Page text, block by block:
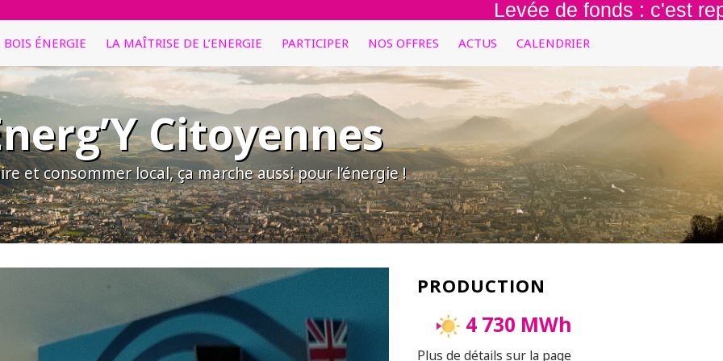
Levée de fonds : c'est reparti
BOIS ÉNERGIE LA MAÎTRISE DE L’ENERGIE PARTICIPER NOS OFFRES ACTUS CALENDRIER
Citoyennes
et consommer local, ça marche aussi pour l’énergie !
PRODUCTION
4 730 MWh
Plus de détails sur la page